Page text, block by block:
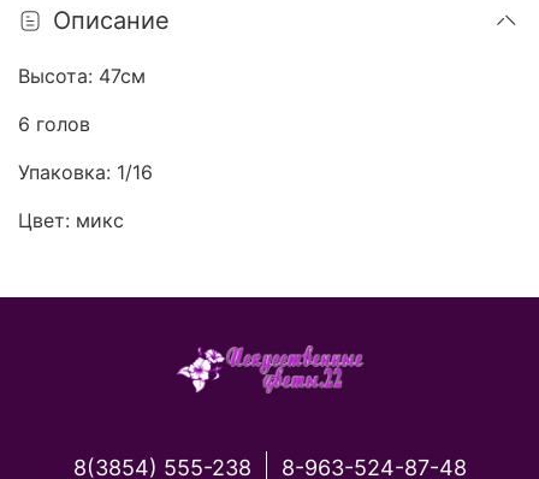
Описание
Высота: 47см
6 голов
Упаковка: 1/16
Цвет: микс
8(3854) 555-238 8-963-524-87-48